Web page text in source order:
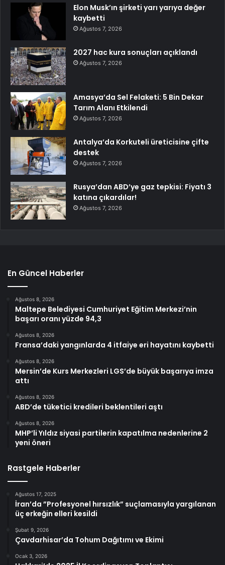
Elon Musk’ın şirketi yarı yarıya değer
kaybetti
Ağustos 7, 2026
2027 hac kura sonuçları açıklandı
Ağustos 7, 2026
Amasya’da Sel Felaketi: 5 Bin Dekar
Tarım Alanı Etkilendi
Ağustos 7, 2026
Antalya’da Korkuteli üreticisine çifte
destek
Ağustos 7, 2026
Rusya’dan ABD’ye gaz tepkisi: Fiyatı 3
katına çıkardılar!
Ağustos 7, 2026
En Güncel Haberler
Ağustos 8, 2026
Maltepe Belediyesi Cumhuriyet Eğitim Merkezi’nin
başarı oranı yüzde 94,3
Ağustos 8, 2026
Fransa’daki yangınlarda 4 itfaiye eri hayatını kaybetti
Ağustos 8, 2026
Mersin’de Kurs Merkezleri LGS’de büyük başarıya imza
attı
Ağustos 8, 2026
ABD’de tüketici kredileri beklentileri aştı
Ağustos 8, 2026
MHP’li Yıldız siyasi partilerin kapatılma nedenlerine 2
yeni öneri
Rastgele Haberler
Ağustos 17, 2025
İran’da ”Profesyonel hırsızlık” suçlamasıyla yargılanan
üç erkeğin elleri kesildi
Şubat 9, 2026
Çavdarhisar’da Tohum Dağıtımı ve Ekimi
Ocak 3, 2026